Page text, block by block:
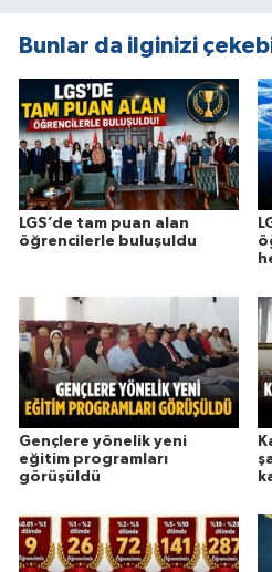
Bunlar da ilginizi
LGS’de tam puan alan
öğrencilerle buluşuldu
Gençlere yönelik yeni
eğitim programları
görüşüldü